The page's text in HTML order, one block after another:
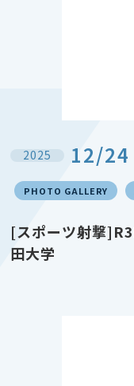
2025 12/24
PHOTO GALLERY
[スポーツ射撃
田大学